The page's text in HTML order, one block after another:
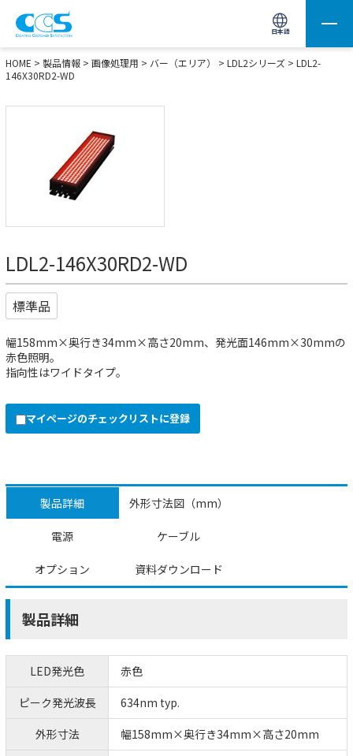
日本語
画像処理用の製品検索 サイト内検索(Enterで実行)
HOME > 製品情報 > 画像処理用 > バー（エリア） > LDL2シリーズ > LDL2-
146X30RD2-WD
LDL2-146X30RD2-WD
標準品
幅158mm×奥行き34mm×高さ20mm、発光面146mm×30mmの
赤色照明。
指向性はワイドタイプ。
マイページのチェックリストに登録
製品詳細 外形寸法図（mm）
電源 ケーブル
オプション 資料ダウンロード
製品詳細
LED発光色
赤色
ピーク発光波長
634nm typ.
外形寸法
幅158mm×奥行き34mm×高さ20mm